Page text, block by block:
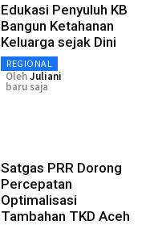
Edukasi Penyuluh KB
Bangun Ketahanan
Keluarga sejak Dini
REGIONAL
OlehJuliani
baru saja
Satgas PRR Dorong
Percepatan
Optimalisasi
Tambahan TKD Aceh